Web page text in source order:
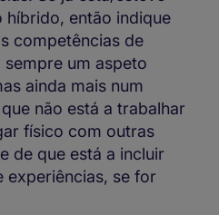
híbrido, então indique
competências de
um aspeto
ainda mais num
não está a trabalhar
físico com outras
de que está a incluir
experiências, se for